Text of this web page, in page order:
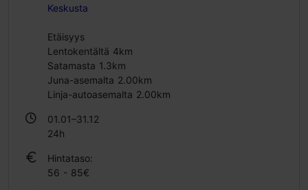
Keskusta
Etäisyys
Lentokentältä 4km
Satamasta 1.3km
Juna-asemalta 2.00km
Linja-autoasemalta 2.00km
01.01–31.12
24h
Hintataso:
56 - 85€